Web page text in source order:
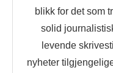
blikk for det som
solid
levende
nyheter